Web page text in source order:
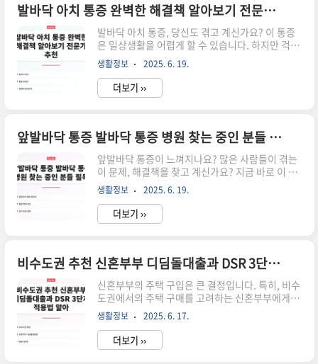
생각이 드는데, 이를 간편하게 해결할 수 있는 방법
이 있습니다. 바로 '제미나이'라는 유튜브 영상 요
약 AI를 활용한 크롬 확장프로그램입니다. 지금 바
로 이 유용한 도구를 통해 시간을 절약해보세요!서
론 유튜브는 현재 다양한 정보와 교육 콘텐츠를 제
공하는 플랫폼으로 자리잡고 있습니다. 하지만 길
고 복잡한 영..
발바닥 아치 통증 완벽한 해결책 알아보기 전문가 추천
발바닥 아치 통증, 당신도 겪고 계신가요? 이 통증
은 일상생활을 어렵게 할 수 있습니다. 하지만 걱정
마세요, 완벽한 해결책이 있습니다!발바닥 아치 통
증은 많은 사람들이 겪는 문제로, 그 원인과 해결책
에 대해 잘 알지 못하는 경우가 많습니다. 이 글을
통해 발바닥 아치 통증의 원인과 전문가 추천 해결
로 발생할 수 있으며, 이를 이해하는 것이 중요합니
다. 이 글을 읽으시면 통증의 원인을 정확히 파악하
고, 효과적으로 대처하는 방법을 알게 될 것입니다.
▼▼▼ 바로 확인 하면 좋은 글 ▼▼▼ 발바닥 가
운데 중앙 통증 전문가 추천하는 치료법 확인하기
바로가기앞발바닥 통증 발바닥 통증 병원 찾는 중
인..
생활정보 2025. 6. 19.
더보기 ››
앞발바닥 통증 발바닥 통증 병원 찾는 중인 분들 필독
앞발바닥 통증이 느껴지나요? 많은 사람들이 겪는
이 문제, 해결책을 찾고 계신가요? 지금 바로 이 글
을 통해 귀하의 통증을 덜어줄 정보를 확인해보세
요!앞발바닥 통증은 일상생활에 큰 영향을 미칠 수
있으며, 이를 방치할 경우 더욱 심각한 문제로 발전
할 수 있습니다. 이 글에서는 앞발바닥 통증의 원인
한 답변도 포함되어 있으니, 끝까지 읽어보시기 바
랍니다. ▼▼▼ 바로 확인 하면 좋은 글 ▼▼▼ 발
바닥 아치 통증 완벽한 해결책 알아보기 전문가 추
천 바로가기발가락 발바닥 통증 남성분들이라면 반
드시 확인하세요 바로가기발바닥 아치 통증 안쪽부
터 근저족막염 관리법 공개 바로가기앞발바닥 통증
의 원인 ..
생활정보 2025. 6. 19.
더보기 ››
비수도권 추천 신혼부부 디딤돌대출과 DSR 3단계 적용법 알아
신혼부부의 주택 구입은 큰 결정입니다. 특히, 비수
도권에서의 주택 구매를 고려하는 신혼부부에게 디
딤돌대출은 매우 유용한 금융 상품입니다. 이번 포
스트에서는 신혼부부 디딤돌대출의 특징과 함께
DSR(총부채원리금상환비율) 3단계 적용법에 대해
알아보겠습니다. ▼▼▼ 바로 확인 하면 좋은 글
생활정보 2025. 6. 17.
더보기 ››